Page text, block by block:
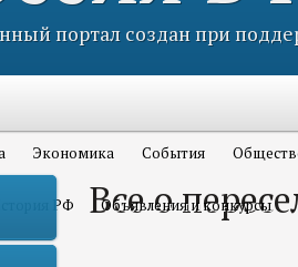
портал создан при
Экономика События
РФ Объявления и конкурсы
Все о